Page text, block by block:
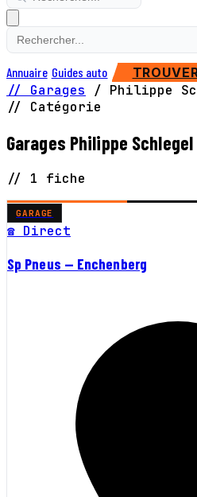
Annuaire Guides auto
// Garages / Philippe
// Catégorie
Garages Philippe Schlegel
// 1 fiche
GARAGE
☎ Direct
Sp Pneus — Enchenberg